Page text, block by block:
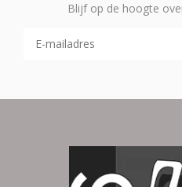
Blijf op de hoogte